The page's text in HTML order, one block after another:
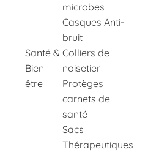
Santé &
Bien
être
microbes
Casques Anti-
bruit
Colliers de
noisetier
Protèges
carnets de
santé
Sacs
Thérapeutiques